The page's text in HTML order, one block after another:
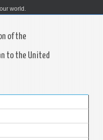
world.
of the
to the United